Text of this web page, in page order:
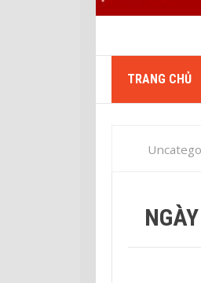
TRANG CHỦ